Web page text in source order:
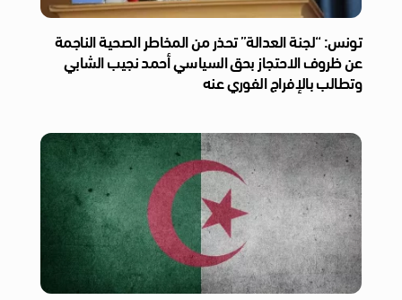
تونس: “لجنة العدالة” تحذر من المخاطر الصحية الناجمة
عن ظروف الاحتجاز بحق السياسي أحمد نجيب الشابي
وتطالب بالإفراج الفوري عنه